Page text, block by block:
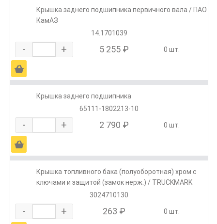
Крышка заднего подшипника первичного вала / ПАО
КамАЗ
14.1701039
- + 5 255 ₽ 0 шт.
Ä
Крышка заднего подшипника
65111-1802213-10
- + 2 790 ₽ 0 шт.
Ä
Крышка топливного бака (полуоборотная) хром с
ключами и защитой (замок нерж.) / TRUCKMARK
3024710130
- + 263 ₽ 0 шт.